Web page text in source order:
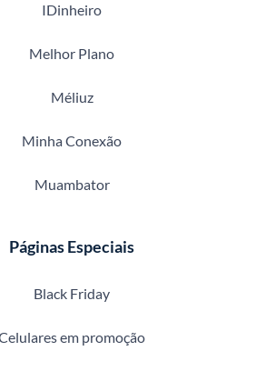
IDinheiro
Melhor Plano
Méliuz
Minha Conexão
Muambator
Páginas Especiais
Black Friday
em promoção